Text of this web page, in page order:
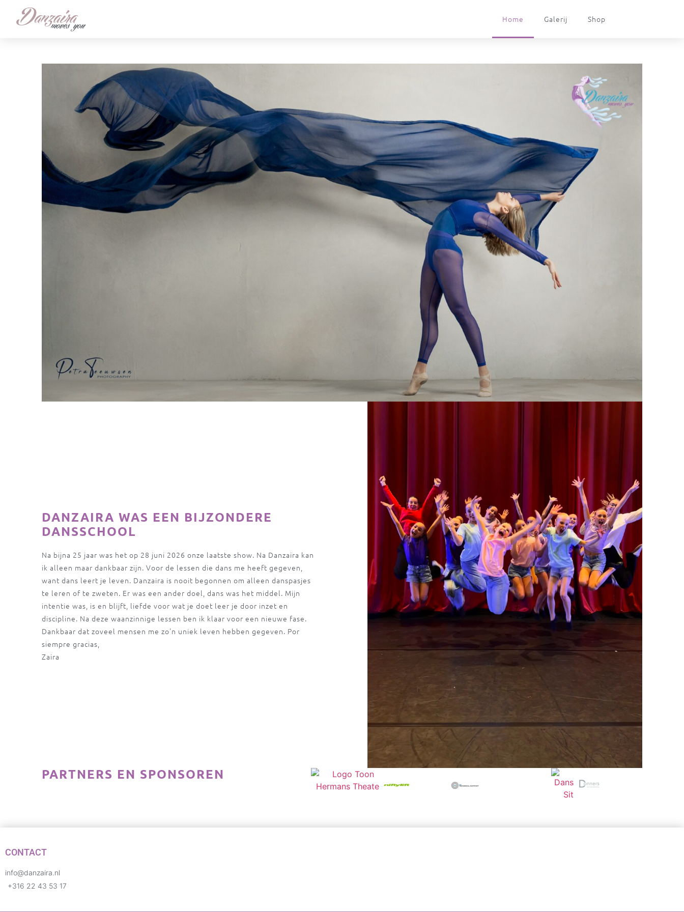
Home Galerij Shop
DANZAIRA WAS EEN BIJZONDERE
DANSSCHOOL
Na bijna 25 jaar was het op 28 juni 2026 onze laatste show. Na Danzaira kan
ik alleen maar dankbaar zijn. Voor de lessen die dans me heeft gegeven,
want dans leert je leven. Danzaira is nooit begonnen om alleen danspasjes
te leren of te zweten. Er was een ander doel, dans was het middel. Mijn
intentie was, is en blijft, liefde voor wat je doet leer je door inzet en
discipline. Na deze waanzinnige lessen ben ik klaar voor een nieuwe fase.
Dankbaar dat zoveel mensen me zo'n uniek leven hebben gegeven. Por
siempre gracias,
Zaira
PARTNERS EN SPONSOREN
CONTACT
info@danzaira.nl
+316 22 43 53 17